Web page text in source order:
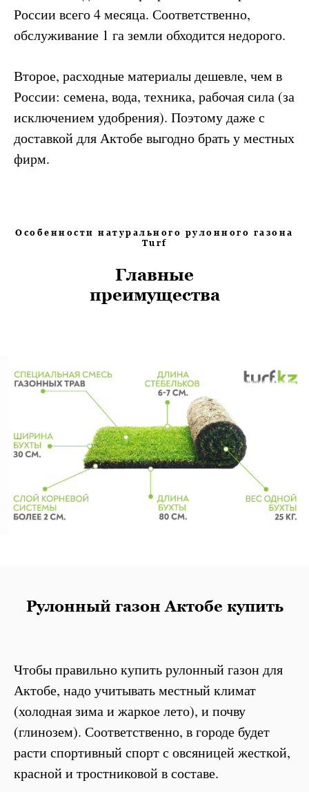
России всего 4 месяца. Соответственно,
обслуживание 1 га земли обходится недорого.
Второе, расходные материалы дешевле, чем в
России: семена, вода, техника, рабочая сила (за
исключением удобрения). Поэтому даже с
доставкой для Актобе выгодно брать у местных
фирм.
Особенности натурального рулонного газона
Turf
Главные
преимущества
Рулонный газон Актобе купить
Чтобы правильно купить рулонный газон для
Актобе, надо учитывать местный климат
(холодная зима и жаркое лето), и почву
(глинозем). Соответственно, в городе будет
расти спортивный спорт с овсяницей жесткой,
красной и тростниковой в составе.